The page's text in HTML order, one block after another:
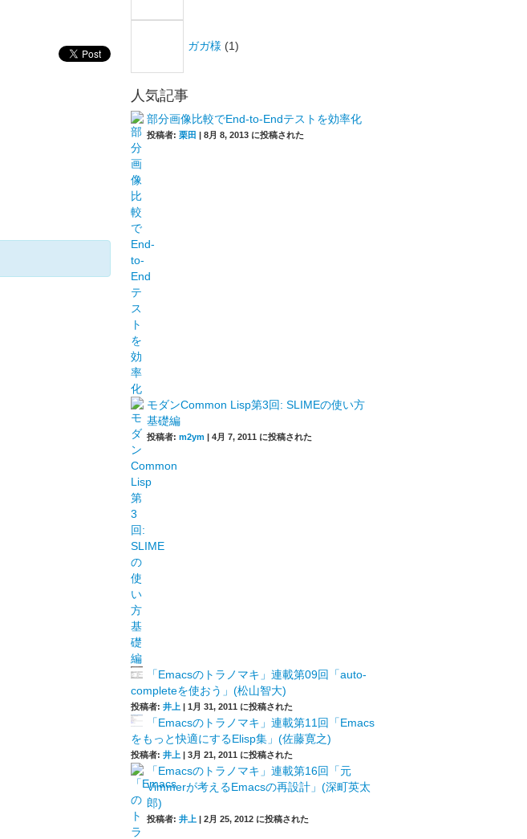
ガガ様 (1)
人気記事
部分画像比較でEnd-to-Endテストを効率化
投稿者:栗田 |8月 8, 2013 に投稿された
モダンCommon Lisp第3回: SLIMEの使い方
基礎編
投稿者:m2ym |4月 7, 2011 に投稿された
「Emacsのトラノマキ」連載第09回「auto-
completeを使おう」(松山智大)
投稿者:井上 |1月 31, 2011 に投稿された
「Emacsのトラノマキ」連載第11回「Emacs
をもっと快適にするElisp集」(佐藤寛之)
投稿者:井上 |3月 21, 2011 に投稿された
「Emacsのトラノマキ」連載第16回「元
Vimmerが考えるEmacsの再設計」(深町英太
郎)
投稿者:井上 |2月 25, 2012 に投稿された